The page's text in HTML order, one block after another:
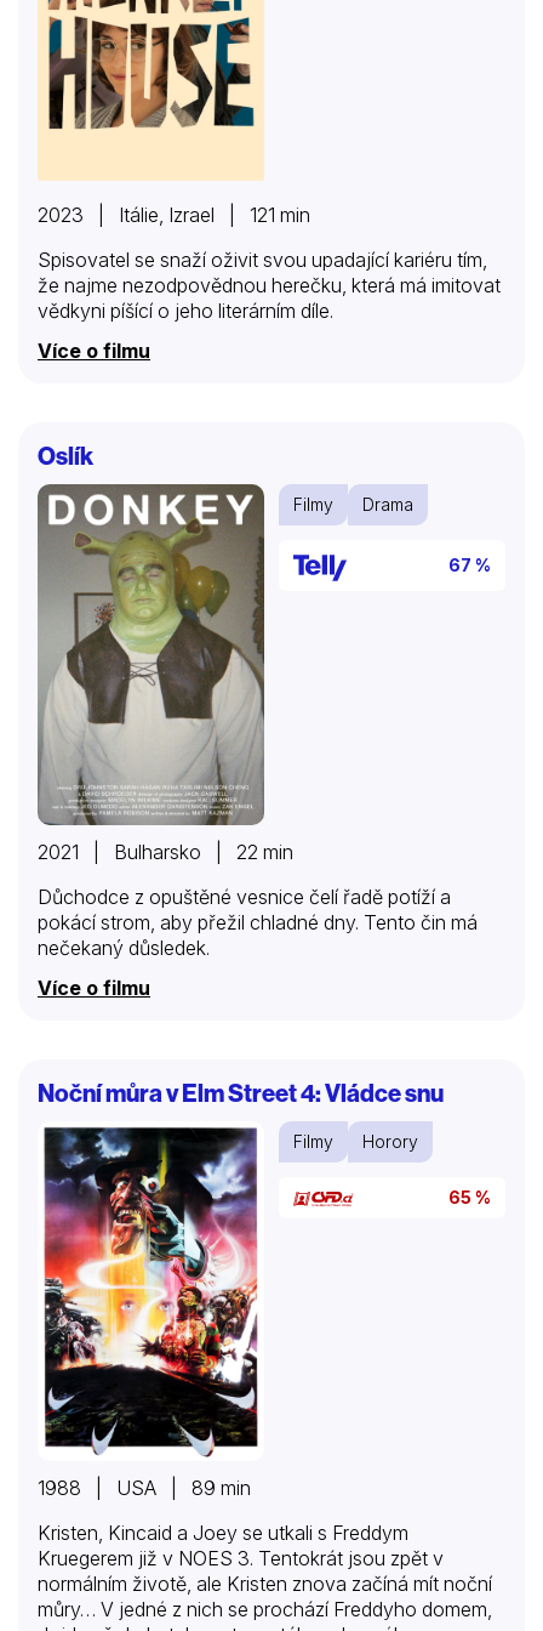
2023 | Itálie, Izrael | 121 min
Spisovatel se snaží oživit svou upadající kariéru tím,
že najme nezodpovědnou herečku, která má imitovat
vědkyni píšící o jeho literárním díle.
Více o filmu
Oslík
Filmy Drama
67 %
2021 | Bulharsko | 22 min
Důchodce z opuštěné vesnice čelí řadě potíží a
pokácí strom, aby přežil chladné dny. Tento čin má
nečekaný důsledek.
Více o filmu
Noční můra v Elm Street 4: Vládce snu
Filmy Horory
65 %
1988 | USA | 89 min
Kristen, Kincaid a Joey se utkali s Freddym
Kruegerem již v NOES 3. Tentokrát jsou zpět v
normálním životě, ale Kristen znova začíná mít noční
můry… V jedné z nich se prochází Freddyho domem,